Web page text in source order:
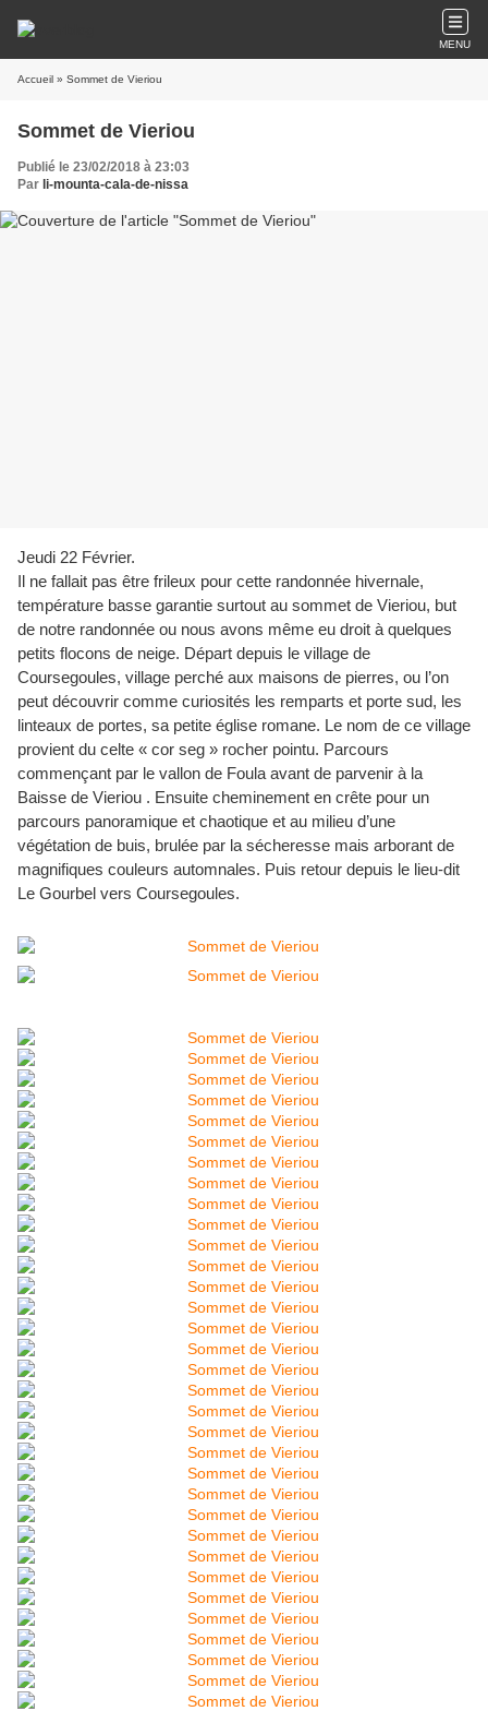
MENU
Accueil » Sommet de Vieriou
Sommet de Vieriou
Publié le 23/02/2018 à 23:03
Par li-mounta-cala-de-nissa
Jeudi 22 Février.
Il ne fallait pas être frileux pour cette randonnée hivernale,
température basse garantie surtout au sommet de Vieriou, but
de notre randonnée ou nous avons même eu droit à quelques
petits flocons de neige. Départ depuis le village de
Coursegoules, village perché aux maisons de pierres, ou l’on
peut découvrir comme curiosités les remparts et porte sud, les
linteaux de portes, sa petite église romane. Le nom de ce village
provient du celte « cor seg » rocher pointu. Parcours
commençant par le vallon de Foula avant de parvenir à la
Baisse de Vieriou . Ensuite cheminement en crête pour un
parcours panoramique et chaotique et au milieu d’une
végétation de buis, brulée par la sécheresse mais arborant de
magnifiques couleurs automnales. Puis retour depuis le lieu-dit
Le Gourbel vers Coursegoules.